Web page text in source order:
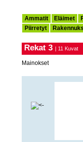
Ammatit Eläimet
Piirretyt
Rekat 3 | 11 Kuvat
Mainokset